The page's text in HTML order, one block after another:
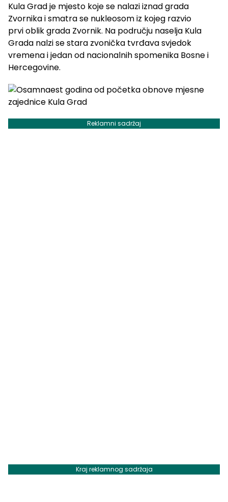
Kula Grad je mjesto koje se nalazi iznad grada
Zvornika i smatra se nukleosom iz kojeg razvio
prvi oblik grada Zvornik. Na području naselja Kula
Grada nalzi se stara zvonička tvrđava svjedok
vremena i jedan od nacionalnih spomenika Bosne i
Hercegovine.
Reklamni sadržaj
Kraj reklamnog sadržaja